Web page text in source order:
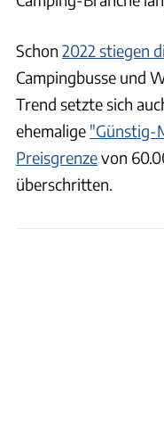
Schon 2022 stiegen
Campingbusse und
Trend setzte sich
ehemalige "Günstig-
Preisgrenzevon
überschritten.